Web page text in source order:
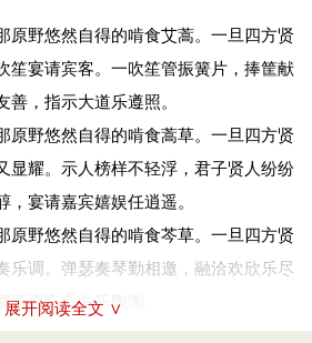
原野悠然自得的啃食艾蒿。一旦四方贤
笙宴请宾客。一吹笙管振簧片，捧筐献
，指示大道乐遵照。
原野悠然自得的啃食蒿草。一旦四方贤
显耀。示人榜样不轻浮，君子贤人纷纷
宴请嘉宾嬉娱任逍遥。
原野悠然自得的啃食芩草。一旦四方贤
乐调。弹瑟奏琴勤相邀，融洽欢欣乐尽
请嘉宾心中乐陶陶。
展开阅读全文 ∨